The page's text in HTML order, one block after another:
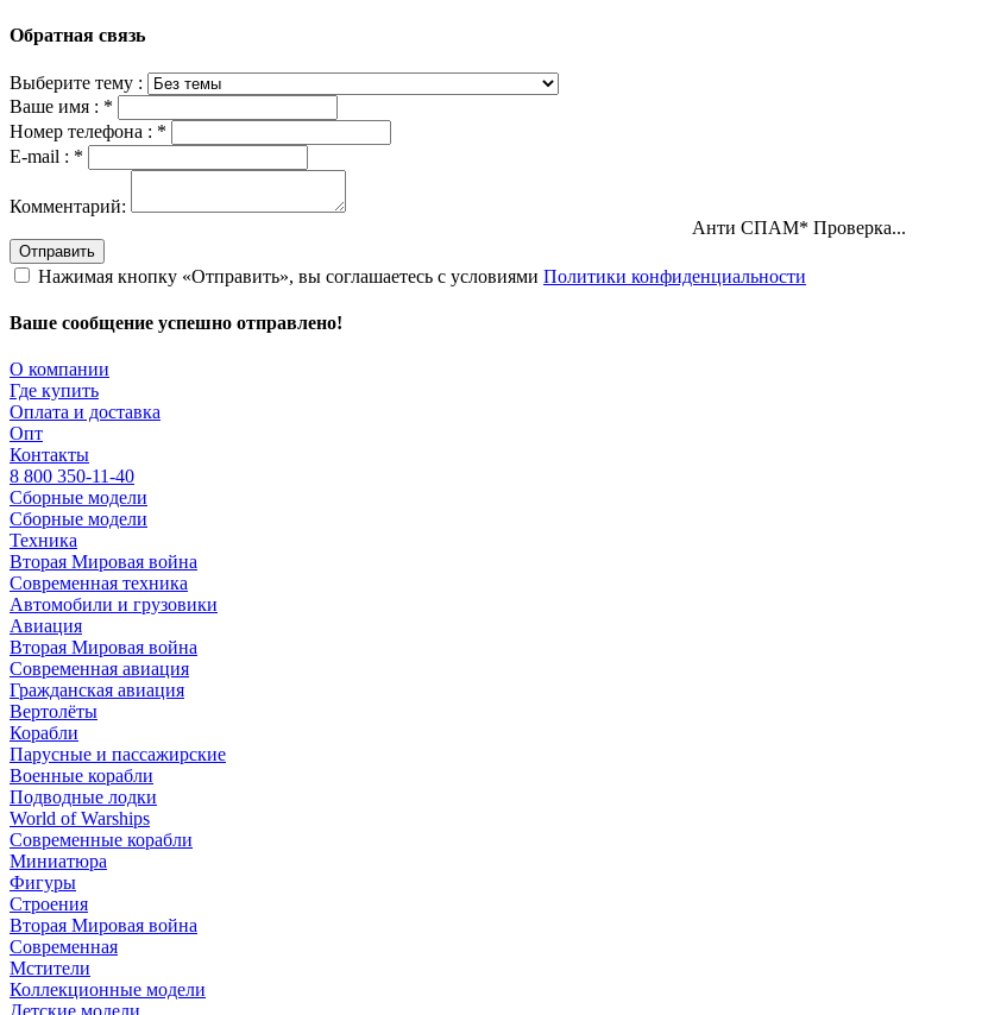
Обратная связь
Выберите тему :
Ваше имя : *
Номер телефона : *
E-mail : *
Комментарий:
Анти СПАМ* Проверка...
Отправить
Нажимая кнопку «Отправить», вы соглашаетесь с условиями Политики конфиденциальности
Ваше сообщение успешно отправлено!
О компании
Где купить
Оплата и доставка
Опт
Контакты
8 800 350-11-40
Сборные модели
Сборные модели
Техника
Вторая Мировая война
Современная техника
Автомобили и грузовики
Авиация
Вторая Мировая война
Современная авиация
Гражданская авиация
Вертолёты
Корабли
Парусные и пассажирские
Военные корабли
Подводные лодки
World of Warships
Современные корабли
Миниатюра
Фигуры
Строения
Вторая Мировая война
Современная
Мстители
Коллекционные модели
Детские модели